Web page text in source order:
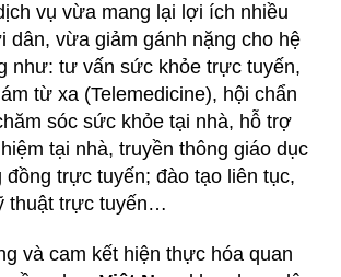
vụ vừa mang lại lợi ích nhiều
dân, vừa giảm gánh nặng cho hệ
như: tư vấn sức khỏe trực tuyến,
từ xa (Telemedicine), hội chẩn
sóc sức khỏe tại nhà, hỗ trợ
tại nhà, truyền thông giáo dục
trực tuyến; đào tạo liên tục,
thuật trực tuyến…
và cam kết hiện thực hóa quan